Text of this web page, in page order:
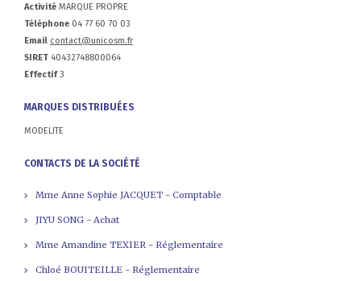
Activité MARQUE PROPRE
Téléphone 04 77 60 70 03
Email contact@unicosm.fr
SIRET 40432748800064
Effectif3
MARQUES DISTRIBUÉES
MODELITE
CONTACTS DE LA SOCIÉTÉ
Mme Anne Sophie JACQUET - Comptable
JIYU SONG - Achat
Mme Amandine TEXIER - Réglementaire
Chloé BOUITEILLE - Réglementaire